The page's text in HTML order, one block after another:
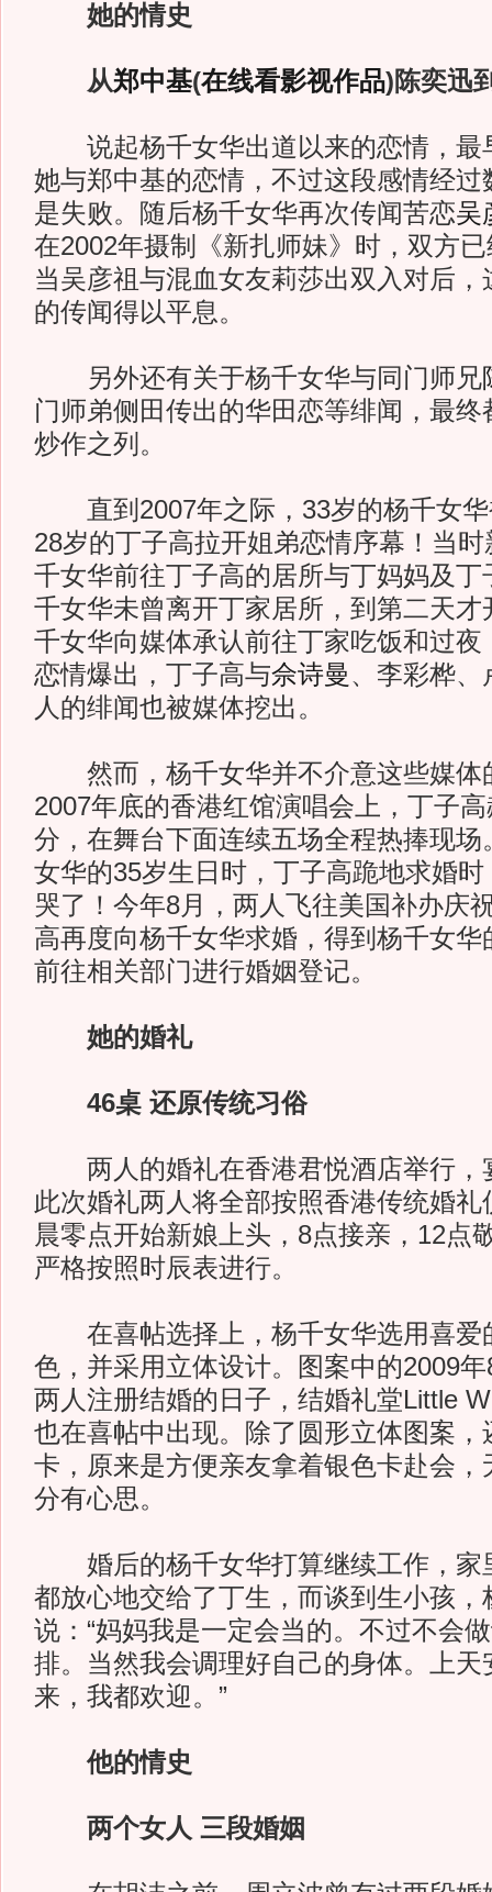
她的情史
从郑中基(在线看影视作品)陈奕迅
说起杨千女华出道以来的恋情，最
她与郑中基的恋情，不过这段感情经过
是失败。随后杨千女华再次传闻苦恋吴
在2002年摄制《新扎师妹》时，双方
当吴彦祖与混血女友莉莎出双入对后
的传闻得以平息。
另外还有关于杨千女华与同门师兄
门师弟侧田传出的华田恋等绯闻，最
炒作之列。
直到2007年之际，33岁的杨千女华
28岁的丁子高拉开姐弟恋情序幕！当
千女华前往丁子高的居所与丁妈妈及丁
千女华未曾离开丁家居所，到第二天才
千女华向媒体承认前往丁家吃饭和过夜
恋情爆出，丁子高与佘诗曼、李彩桦、
人的绯闻也被媒体挖出。
然而，杨千女华并不介意这些媒体
2007年底的香港红馆演唱会上，丁子
分，在舞台下面连续五场全程热捧现场
女华的35岁生日时，丁子高跪地求婚
哭了！今年8月，两人飞往美国补办庆
高再度向杨千女华求婚，得到杨千女华
前往相关部门进行婚姻登记。
她的婚礼
46桌 还原传统习俗
两人的婚礼在香港君悦酒店举行，
此次婚礼两人将全部按照香港传统婚
晨零点开始新娘上头，8点接亲，12
严格按照时辰表进行。
在喜帖选择上，杨千女华选用喜爱
色，并采用立体设计。图案中的2009
两人注册结婚的日子，结婚礼堂Little
也在喜帖中出现。除了圆形立体图案，
卡，原来是方便亲友拿着银色卡赴会，
分有心思。
婚后的杨千女华打算继续工作，家
都放心地交给了丁生，而谈到生小孩，
说：“妈妈我是一定会当的。不过不会
排。当然我会调理好自己的身体。上天
来，我都欢迎。”
他的情史
两个女人 三段婚姻